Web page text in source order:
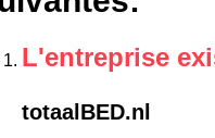
L'entreprise
totaalBED.nl